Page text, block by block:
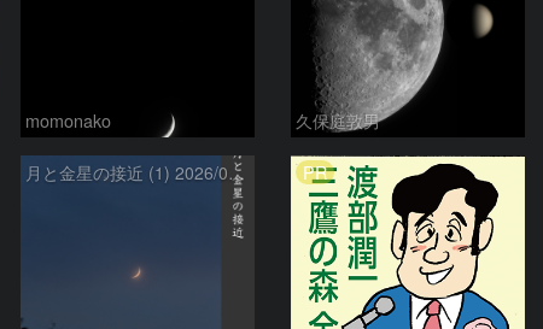
momonako 久保庭敦男
月と金星の接近 (1) 2026/07/17 PR